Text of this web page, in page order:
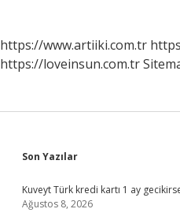
https://www.artiiki.com.tr
https://loveinsun.com.tr
Sidebar
Son Yazılar
Kuveyt Türk kredi kartı 1 ay
Ağustos 8, 2026